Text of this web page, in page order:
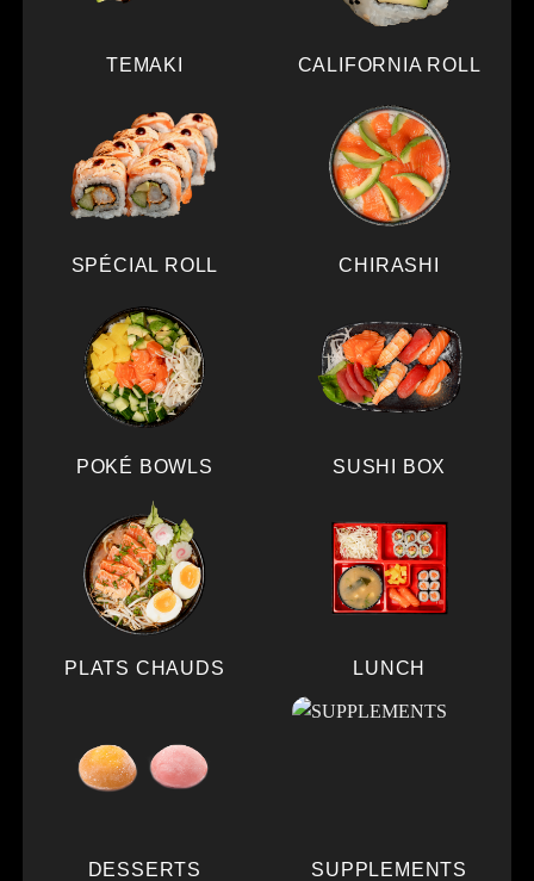
TEMAKI CALIFORNIA ROLL
SPÉCIAL ROLL CHIRASHI
POKÉ BOWLS SUSHI BOX
PLATS CHAUDS LUNCH
DESSERTS SUPPLEMENTS